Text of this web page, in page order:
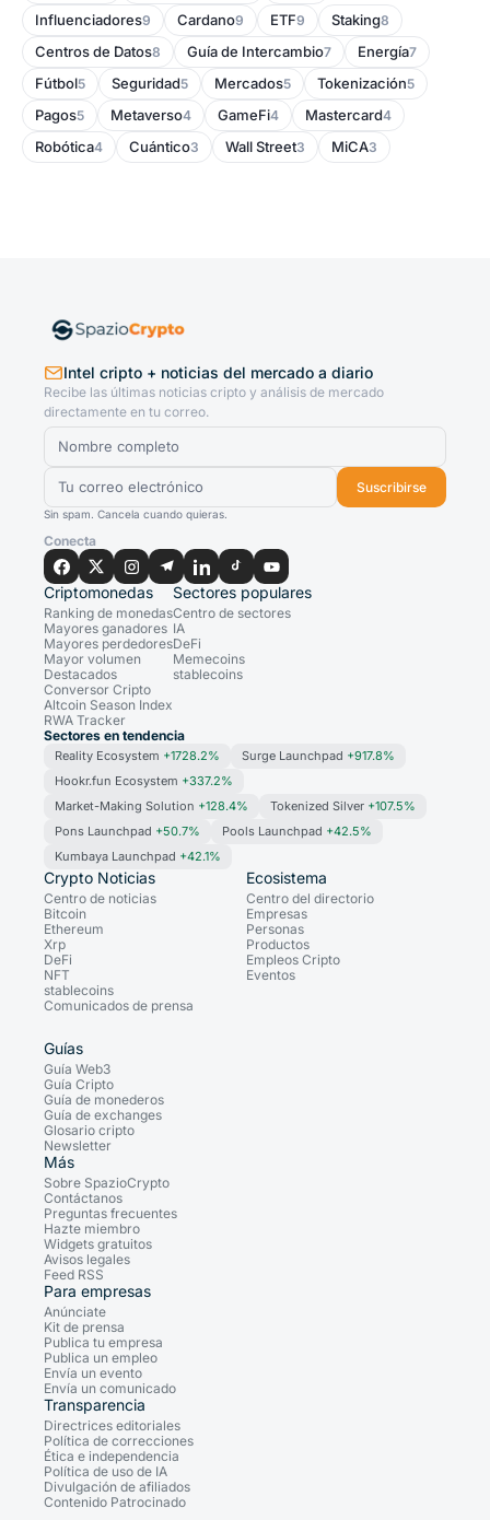
Influenciadores9 Cardano9 ETF9 Staking8
Centros de Datos8 Guía de Intercambio7 Energía7
Fútbol5 Seguridad5 Mercados5 Tokenización5
Pagos5 Metaverso4 GameFi4 Mastercard4
Robótica4 Cuántico3 Wall Street3 MiCA3
Intel cripto + noticias del mercado a diario
Recibe las últimas noticias cripto y análisis de mercado
directamente en tu correo.
Suscribirse
Sin spam. Cancela cuando quieras.
Conecta
Criptomonedas
Ranking de monedas
Mayores ganadores
Mayores perdedores
Mayor volumen
Destacados
Conversor Cripto
Altcoin Season Index
RWA Tracker
Sectores populares
Centro de sectores
IA
DeFi
Memecoins
stablecoins
Sectores en tendencia
Reality Ecosystem +1728.2% Surge Launchpad +917.8%
Hookr.fun Ecosystem +337.2%
Market-Making Solution +128.4% Tokenized Silver +107.5%
Pons Launchpad +50.7% Pools Launchpad +42.5%
Kumbaya Launchpad +42.1%
Crypto Noticias
Centro de noticias
Bitcoin
Ethereum
Xrp
DeFi
NFT
stablecoins
Comunicados de prensa
Ecosistema
Centro del directorio
Empresas
Personas
Productos
Empleos Cripto
Eventos
Guías
Guía Web3
Guía Cripto
Guía de monederos
Guía de exchanges
Glosario cripto
Newsletter
Más
Sobre SpazioCrypto
Contáctanos
Preguntas frecuentes
Hazte miembro
Widgets gratuitos
Avisos legales
Feed RSS
Para empresas
Anúnciate
Kit de prensa
Publica tu empresa
Publica un empleo
Envía un evento
Envía un comunicado
Transparencia
Directrices editoriales
Política de correcciones
Ética e independencia
Política de uso de IA
Divulgación de afiliados
Contenido Patrocinado